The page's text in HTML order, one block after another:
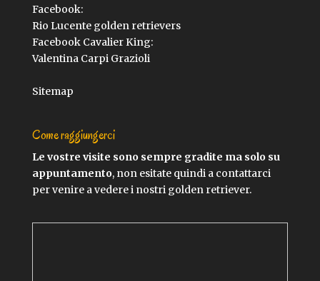
Facebook:
Rio Lucente golden retrievers
Facebook Cavalier King:
Valentina Carpi Grazioli
Sitemap
Come raggiungerci
Le vostre visite sono sempre gradite ma solo su
appuntamento, non esitate quindi a contattarci
per venire a vedere i nostri golden retriever.